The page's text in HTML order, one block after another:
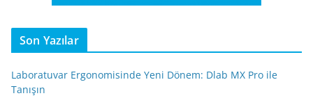
Son Yazılar
Laboratuvar Ergonomisinde Yeni Dönem: Dlab MX Pro ile
Tanışın